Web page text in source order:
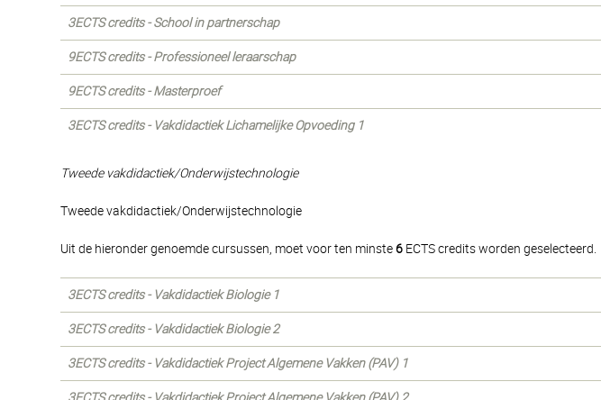
3ECTS credits - School in partnerschap
9ECTS credits - Professioneel leraarschap
9ECTS credits - Masterproef
3ECTS credits - Vakdidactiek Lichamelijke Opvoeding 1
Tweede vakdidactiek/Onderwijstechnologie
Tweede vakdidactiek/Onderwijstechnologie
Uit de hieronder genoemde cursussen, moet voor ten minste6 ECTS credits worden geselecteerd.
3ECTS credits - Vakdidactiek Biologie 1
3ECTS credits - Vakdidactiek Biologie 2
3ECTS credits - Vakdidactiek Project Algemene Vakken (PAV) 1